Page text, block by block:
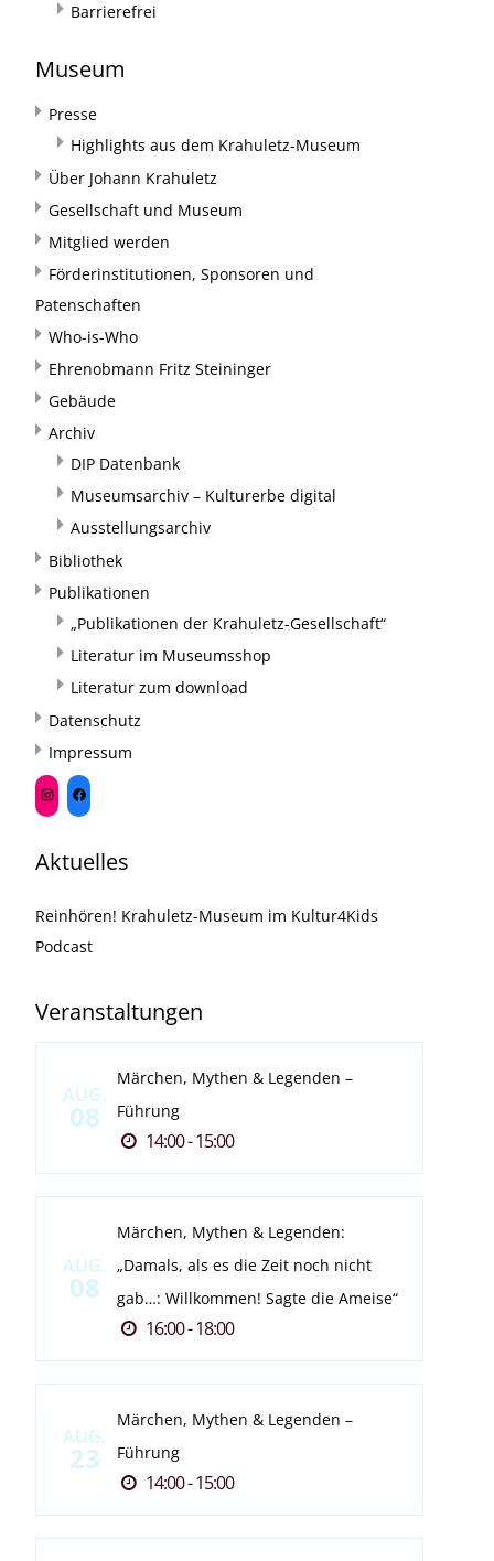
Barrierefrei
Museum
Presse
Highlights aus dem Krahuletz-Museum
Über Johann Krahuletz
Gesellschaft und Museum
Mitglied werden
Förderinstitutionen, Sponsoren und
Patenschaften
Who-is-Who
Ehrenobmann Fritz Steininger
Gebäude
Archiv
DIP Datenbank
Museumsarchiv – Kulturerbe digital
Ausstellungsarchiv
Bibliothek
Publikationen
„Publikationen der Krahuletz-Gesellschaft“
Literatur im Museumsshop
Literatur zum download
Datenschutz
Impressum
Aktuelles
Reinhören! Krahuletz-Museum im Kultur4Kids
Podcast
Veranstaltungen
AUG.
08
Märchen, Mythen & Legenden –
Führung
14:00 - 15:00
AUG.
08
Märchen, Mythen & Legenden:
„Damals, als es die Zeit noch nicht
gab…: Willkommen! Sagte die Ameise“
16:00 - 18:00
AUG.
23
Märchen, Mythen & Legenden –
Führung
14:00 - 15:00